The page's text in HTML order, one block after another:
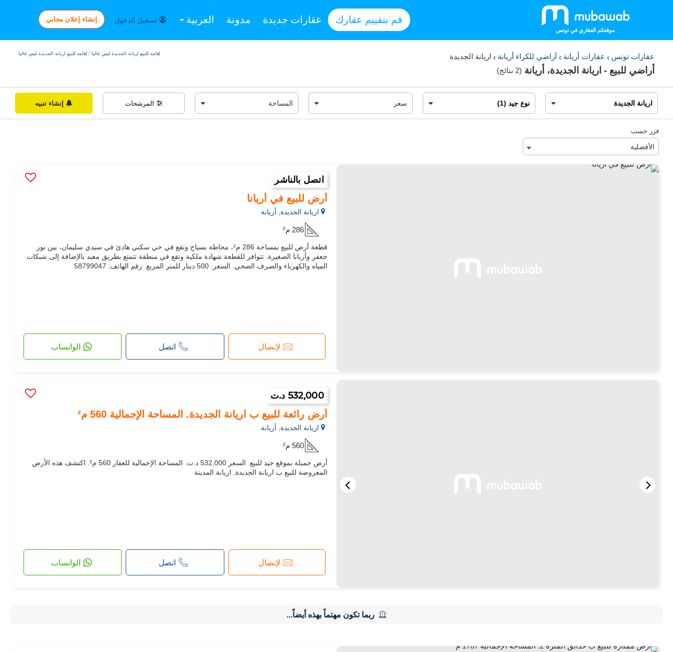
موقعكم العقاري في تونس
قم بتقييم عقارك عقارات جديدة مدونة العربية تسجيل الدخول إنشاء إعلان مجاني
عقارات تونس عقارات أريانة آراضي للكراء أريانة اريانة الجديدة
أراضي للبيع - اريانة الجديدة، أريانة (2 نتائج )
إقامة للبيع اريانة الجديدة ليس غاليا / إقامة للبيع اريانة الجديدة ليس غاليا
المرشحات إنشاء تنبيه
فرز حسب
اتصل بالناشر
أرض للبيع في أريانا
اريانة الجديدة, أريانة
286 م²
قطعة أرض للبيع بمساحة 286 م²، محاطة بسياج وتقع في حي سكني هادئ في سيدي سليمان، بين نور
جعفر وأريانا الصغيرة. تتوافر للقطعة شهادة ملكية وتقع في منطقة تتمتع بطريق معبد بالإضافة إلى شبكات
المياه والكهرباء والصرف الصحي. السعر: 500 دينار للمتر المربع. رقم الهاتف: 58799047
لإتصال اتصل الواتساب
532,000 د.ت
أرض رائعة للبيع ب اريانة الجديدة. المساحة الإجمالية 560 م²
اريانة الجديدة, أريانة
560 م²
أرض جميلة بموقع جيد للبيع. السعر 532,000 د.ت. المساحة الإجمالية للعقار 560 م². اكتشف هذه الأرض
المعروضة للبيع ب اريانة الجديدة, اريانة المدينة
لإتصال اتصل الواتساب
ربما تكون مهتماً بهذه أيضاً...